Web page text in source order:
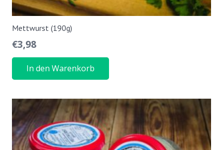
Mettwurst (190g)
€3,98
In den Warenkorb